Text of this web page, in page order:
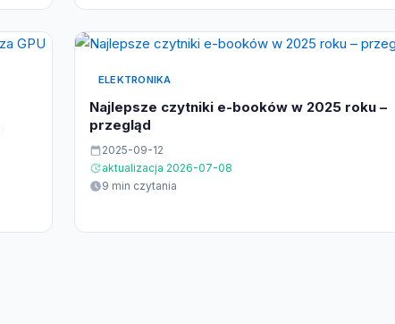
ELEKTRONIKA
Najlepsze czytniki e-booków w 2025 roku –
przegląd
2025-09-12
aktualizacja 2026-07-08
9 min czytania